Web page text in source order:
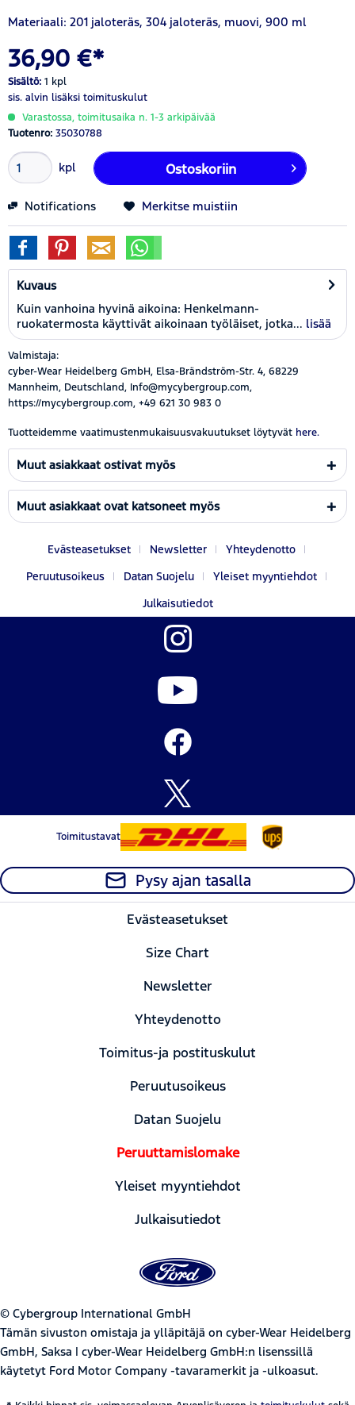
Materiaali: 201 jaloteräs, 304 jaloteräs, muovi, 900 ml
36,90 €*
Sisältö: 1 kpl
sis. alvin lisäksi toimituskulut
Varastossa, toimitusaika n. 1-3 arkipäivää
Tuotenro: 35030788
kpl Ostoskoriin
Notifications Merkitse muistiin
Kuvaus
Kuin vanhoina hyvinä aikoina: Henkelmann-
ruokatermosta käyttivät aikoinaan työläiset, jotka... lisää
Valmistaja:
cyber-Wear Heidelberg GmbH, Elsa-Brändström-Str. 4, 68229
Mannheim, Deutschland, Info@mycybergroup.com,
https://mycybergroup.com, +49 621 30 983 0
Tuotteidemme vaatimustenmukaisuusvakuutukset löytyvät here.
Muut asiakkaat ostivat myös
Muut asiakkaat ovat katsoneet myös
Evästeasetukset Newsletter
Yhteydenotto
Peruutusoikeus
Datan Suojelu
Yleiset myyntiehdot
Julkaisutiedot
Toimitustavat
Pysy ajan tasalla
Evästeasetukset
Size Chart
Newsletter
Yhteydenotto
Toimitus-ja postituskulut
Peruutusoikeus
Datan Suojelu
Peruuttamislomake
Yleiset myyntiehdot
Julkaisutiedot
© Cybergroup International GmbH
Tämän sivuston omistaja ja ylläpitäjä on cyber-Wear Heidelberg
GmbH, Saksa | cyber-Wear Heidelberg GmbH:n lisenssillä
käytetyt Ford Motor Company -tavaramerkit ja -ulkoasut.